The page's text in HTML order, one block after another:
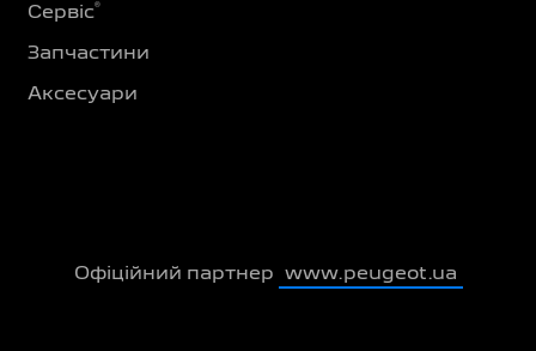
Сервіс®
Запчастини
Аксесуари
Офіційний партнер www.peugeot.ua